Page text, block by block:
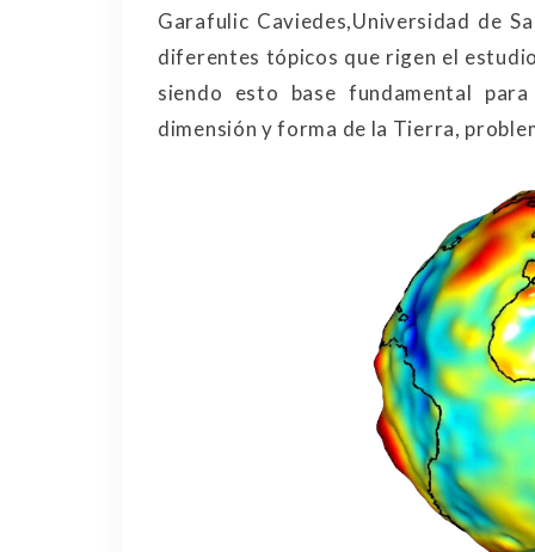
Garafulic Caviedes,Universidad de
diferentes tópicos que rigen el
siendo esto base fundamental
dimensión y forma de la Tierra,